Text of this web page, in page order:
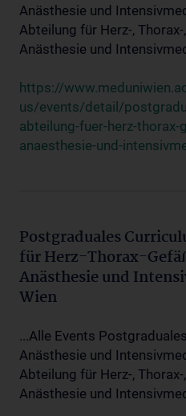
Anästhesie und
Abteilung für Herz-,
Anästhesie und
https://
us/events/detail/
abteilung-fuer-herz-
anaesthesie-und-
Postgraduales
für Herz-Thorax-
Anästhesie und
Wien
...Alle Events
Anästhesie und
Abteilung für Herz-,
Anästhesie und